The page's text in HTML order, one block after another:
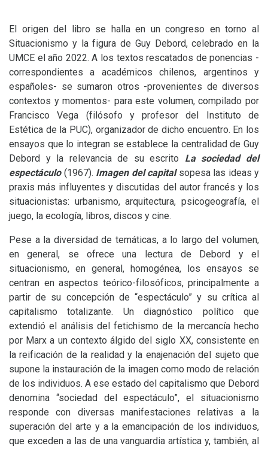
El origen del libro se halla en un congreso en torno al
Situacionismo y la figura de Guy Debord, celebrado en la
UMCE el año 2022. A los textos rescatados de ponencias -
correspondientes a académicos chilenos, argentinos y
españoles- se sumaron otros -provenientes de diversos
contextos y momentos- para este volumen, compilado por
Francisco Vega (filósofo y profesor del Instituto de
Estética de la PUC), organizador de dicho encuentro. En los
ensayos que lo integran se establece la centralidad de Guy
Debord y la relevancia de su escrito La sociedad del
espectáculo(1967). Imagen del capitalsopesa las ideas y
praxis más influyentes y discutidas del autor francés y los
situacionistas: urbanismo, arquitectura, psicogeografía, el
juego, la ecología, libros, discos y cine.
Pese a la diversidad de temáticas, a lo largo del volumen,
en general, se ofrece una lectura de Debord y el
situacionismo, en general, homogénea, los ensayos se
centran en aspectos teórico-filosóficos, principalmente a
partir de su concepción de “espectáculo” y su crítica al
capitalismo totalizante. Un diagnóstico político que
extendió el análisis del fetichismo de la mercancía hecho
por Marx a un contexto álgido del siglo XX, consistente en
la reificación de la realidad y la enajenación del sujeto que
supone la instauración de la imagen como modo de relación
de los individuos. A ese estado del capitalismo que Debord
denomina “sociedad del espectáculo”, el situacionismo
responde con diversas manifestaciones relativas a la
superación del arte y a la emancipación de los individuos,
que exceden a las de una vanguardia artística y, también, al